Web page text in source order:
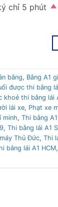
chỉ 5 phút
bằng, Bằng A1
được thi bằng
khoẻ thi bằng lái
lái xe, Phạt xe
minh, Thi bằng
, Thi bằng lái A1
Thủ Đức, Thi
bằng lái A1 HCM,